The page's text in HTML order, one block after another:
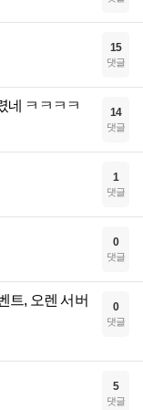
15
댓글
네 ㅋㅋㅋㅋ 14
댓글
1
댓글
0
댓글
트, 오렌 서버
0
댓글
5
댓글